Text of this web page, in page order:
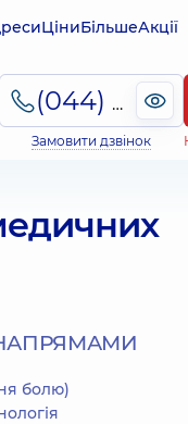
ЦіниБільшеАкції
(044) 495-2-888
Замовити дзвінок
болю)